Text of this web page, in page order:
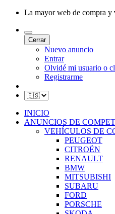
La mayor web de compra y
Cerrar
Nuevo anuncio
Entrar
Olvidé mi usuario o
Registrarme
INICIO
ANUNCIOS DE
VEHÍCULOS DE
PEUGEOT
CITROËN
RENAULT
BMW
MITSUBISHI
SUBARU
FORD
PORSCHE